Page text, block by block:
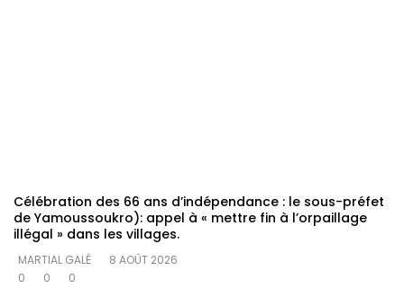
Célébration des 66 ans d’indépendance : le sous-préfet
de Yamoussoukro): appel à « mettre fin à l’orpaillage
illégal » dans les villages.
MARTIAL GALÉ
8 AOÛT 2026
0
0 0